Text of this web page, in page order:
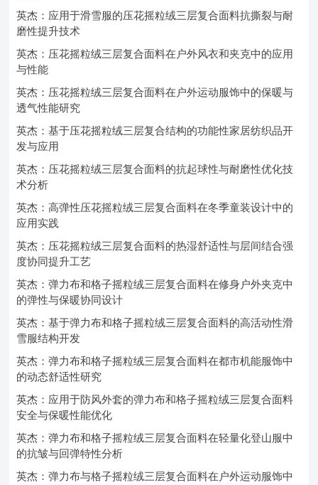
英杰：应用于滑雪服的压花摇粒绒三层复合面料抗撕裂与耐
磨性提升技术
英杰：压花摇粒绒三层复合面料在户外风衣和夹克中的应用
与性能
英杰：压花摇粒绒三层复合面料在户外运动服饰中的保暖与
透气性能研究
英杰：基于压花摇粒绒三层复合结构的功能性家居纺织品开
发与应用
英杰：压花摇粒绒三层复合面料的抗起球性与耐磨性优化技
术分析
英杰：高弹性压花摇粒绒三层复合面料在冬季童装设计中的
应用实践
英杰：压花摇粒绒三层复合面料的热湿舒适性与层间结合强
度协同提升工艺
英杰：弹力布和格子摇粒绒三层复合面料在修身户外夹克中
的弹性与保暖协同设计
英杰：基于弹力布和格子摇粒绒三层复合面料的高活动性滑
雪服结构开发
英杰：弹力布和格子摇粒绒三层复合面料在都市机能服饰中
的动态舒适性研究
英杰：应用于防风外套的弹力布和格子摇粒绒三层复合面料
安全与保暖性能优化
英杰：弹力布和格子摇粒绒三层复合面料在轻量化登山服中
的抗皱与回弹特性分析
英杰：弹力布与格子摇粒绒三层复合面料在户外运动服饰中